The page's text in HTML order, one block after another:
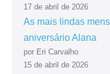
17 de abril de 2026
As mais lindas
aniversário Alana
por Eri Carvalho
15 de abril de 2026